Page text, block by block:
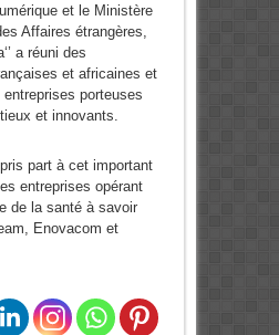
et le Ministère
Affaires étrangères,
a réuni des
et africaines et
porteuses
et innovants.
part à cet important
entreprises opérant
de la santé à savoir
Enovacom et